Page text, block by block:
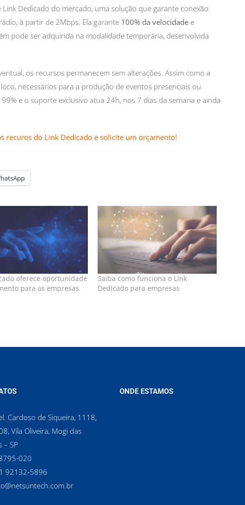
Dedicado do mercado, uma solução que garante conexão
à partir de 2Mbps. Ela garante 100% da velocidade e
pode ser adquirida na modalidade temporária, desenvolvida
os recursos permanecem sem alterações. Assim como a
necessários para a produção de eventos presenciais ou
e o suporte exclusivo atua 24h, nos 7 dias da semana e ainda
recuros do Link Dedicado e solicite um orçamento!
oferece oportunidade
para as empresas
Saiba como funciona o Link
Dedicado para empresas
Cardoso de Siqueira, 1118,
Vila Oliveira, Mogi das
– SP
020
92132‑5896‬
ONDE ESTAMOS